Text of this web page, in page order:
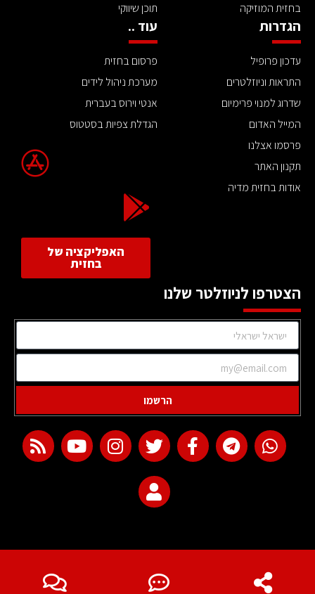
בחזית המוזיקה
תוכן שיווקי
הגדרות
עדכון פרופיל
התראות וניוזלטרים
שדרוג למנוי פרימיום
המייל האדום
פרסמו אצלנו
תקנון האתר
אודות בחזית מדיה
עוד ..
פרסום בחזית
מערכת ניהול לידים
אנטי וירוס בעברית
הגדלת צפיות בסטטוס
האפליקציה של
בחזית
הצטרפו לניוזלטר שלנו
הרשמו
web development